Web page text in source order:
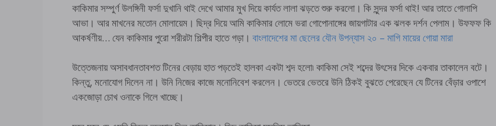
কাকিমার সম্পুর্ণ উলঙ্গিনী ফর্সা দুখানি থাই দেখে আমার মুখ দিয়ে কার্যত লালা ঝড়তে শুরু করলো। কি সুন্দর ফর্সা থাই! আর তাতে গোলাপি
আভা। আর মাখনের মতোন মোলায়েম। ছিদ্র দিয়ে আমি কাকিমার লোমে ভরা গোপোনাঙ্গের জায়গাটার এক ঝলক দর্শন পেলাম। উফফফ কি
আকর্ষণীয়… যেন কাকিমার পুরো শরীরটা শিল্পীর হাতে গড়া। বাংলাদেশের মা ছেলের যৌন উপন্যাস ২০ – মাগি মায়ের গোয়া মারা
উত্তেজনায় অসাবধানতাবশত টিনের বেড়ায় হাত পড়তেই হালকা একটা শব্দ হলো৷ কাকিমা সেই শব্দের উৎসের দিকে একবার তাকালেন বটে।
কিন্তু, মনোযোগ দিলেন না। উনি নিজের কাজে মনোনিবেশ করলেন। ভেতরে ভেতরে উনি ঠিকই বুঝতে পেরেছেন যে টিনের বেঁড়ার ওপাশে
একজোড়া চোখ ওনাকে গিলে খাচ্ছে।